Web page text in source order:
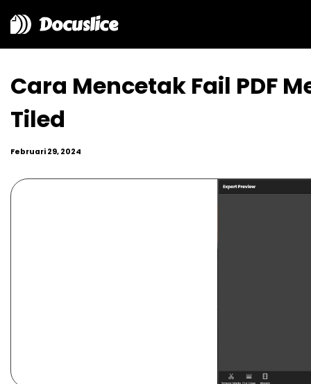
Docuslice
Cara Mencetak Fail PDF
Tiled
Februari 29, 2024